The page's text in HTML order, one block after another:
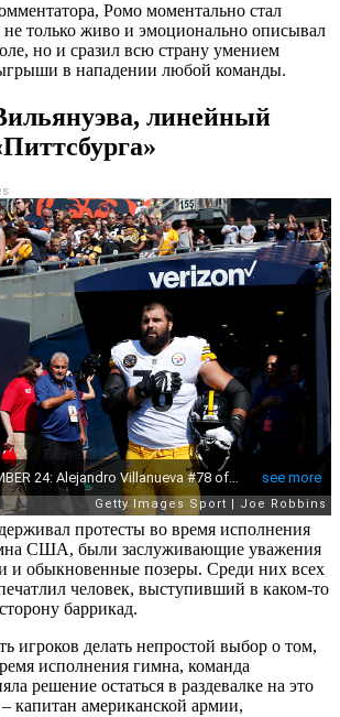
Ромо моментально стал
не только живо и эмоционально описывал
но и сразил всю страну умением
в нападении любой команды.
линейный
протесты во время исполнения
США, были заслуживающие уважения
и обыкновенные позеры. Среди них всех
человек, выступивший в каком-то
баррикад.
игроков делать непростой выбор о том,
исполнения гимна, команда
решение остаться в раздевалке на это
капитан американской армии,